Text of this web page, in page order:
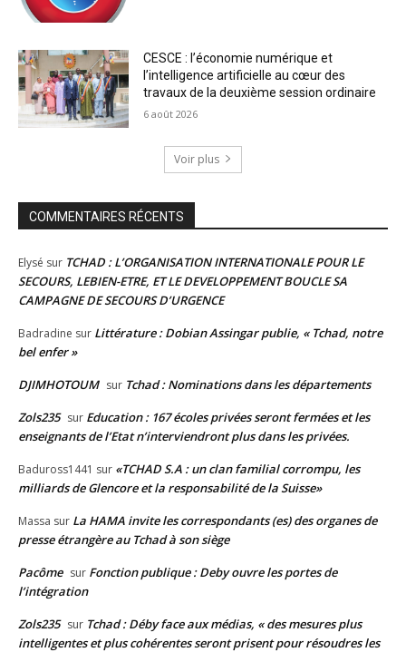
CESCE : l’économie numérique et
l’intelligence artificielle au cœur des
travaux de la deuxième session ordinaire
6 août 2026
Voir plus
COMMENTAIRES RÉCENTS
Elysé sur TCHAD : L’ORGANISATION INTERNATIONALE POUR LE
SECOURS, LEBIEN-ETRE, ET LE DEVELOPPEMENT BOUCLE SA
CAMPAGNE DE SECOURS D’URGENCE
Badradine sur Littérature : Dobian Assingar publie, « Tchad, notre
bel enfer »
DJIMHOTOUM sur Tchad : Nominations dans les départements
Zols235 sur Education : 167 écoles privées seront fermées et les
enseignants de l’Etat n’interviendront plus dans les privées.
Baduross1441 sur «TCHAD S.A : un clan familial corrompu, les
milliards de Glencore et la responsabilité de la Suisse»
Massa sur La HAMA invite les correspondants (es) des organes de
presse étrangère au Tchad à son siège
Pacôme sur Fonction publique : Deby ouvre les portes de
l’intégration
Zols235 sur Tchad : Déby face aux médias, « des mesures plus
intelligentes et plus cohérentes seront prisent pour résoudres les